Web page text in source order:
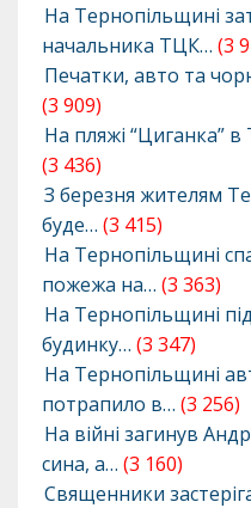
На Тернопільщині
начальника ТЦК… (3
Печатки, авто та
(3 909)
На пляжі “Циганка”
(3 436)
З березня жителям
буде… (3 415)
На Тернопільщині
пожежа на… (3 363)
На Тернопільщині
будинку… (3 347)
На Тернопільщині
потрапило в… (3 256)
На війні загинув
сина, а… (3 160)
Священники